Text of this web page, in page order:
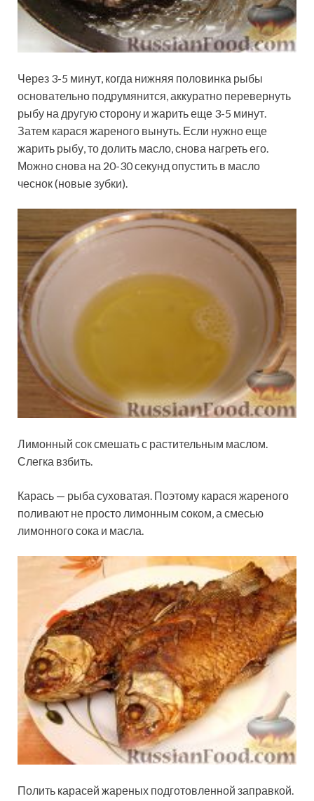
Через 3-5 минут, когда нижняя половинка рыбы
основательно подрумянится, аккуратно перевернуть
рыбу на другую сторону и жарить еще 3-5 минут.
Затем карася жареного вынуть. Если нужно еще
жарить рыбу, то долить масло, снова нагреть его.
Можно снова на 20-30 секунд опустить в масло
чеснок (новые зубки).
Лимонный сок смешать с растительным маслом.
Слегка взбить.
Карась — рыба суховатая. Поэтому карася жареного
поливают не просто лимонным соком, а смесью
лимонного сока и масла.
Полить карасей жареных подготовленной заправкой.